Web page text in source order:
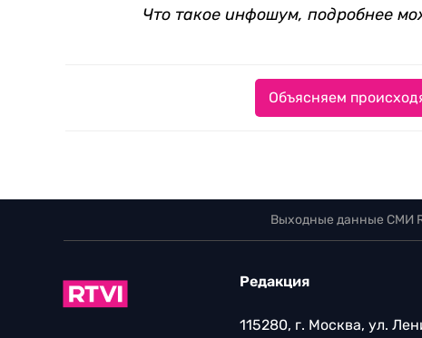
Что такое инфошум, подробнее
Объясняем
Выходные данные СМИ
Редакция
115280, г. Москва, ул.